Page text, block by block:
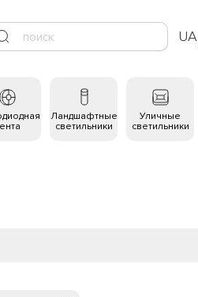
UA
Ландшафтные
светильники
Уличные
светильники